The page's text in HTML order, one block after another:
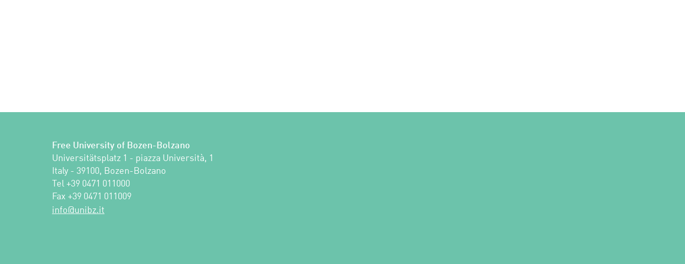
Free University of Bozen-Bolzano
Universitätsplatz 1 - piazza Università, 1
Italy - 39100, Bozen-Bolzano
Tel +39 0471 011000
Fax +39 0471 011009
ti.zbinu@ofni